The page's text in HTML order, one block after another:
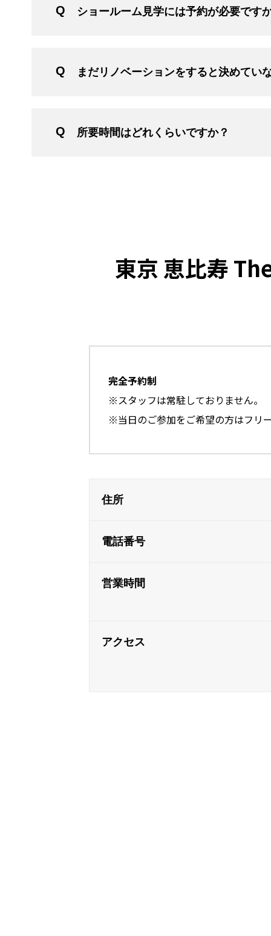
ショールーム見学には予約が必要です
まだリノベーションをすると決めてい
所要時間はどれくらいですか？
東京 恵比寿
完全予約制
※スタッフは常駐しておりません。
※当日のご参加をご希望の方はフリ
住所
電話番号
営業時間
アクセス